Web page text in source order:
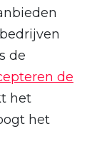
de
de
het
het